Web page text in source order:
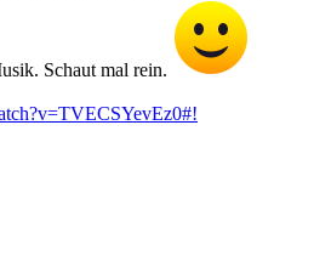
Schaut mal rein.